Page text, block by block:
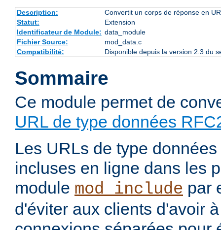
Description:
Convertit un corps de réponse en
Statut:
Extension
Identificateur de Module: data_module
Fichier Source:
mod_data.c
Compatibilité:
Disponible depuis la version 2.3 du
Sommaire
Ce module permet de
URL de type données
Les URLs de type
incluses en ligne dans les
module mod_include par
d'éviter aux clients d'avoir